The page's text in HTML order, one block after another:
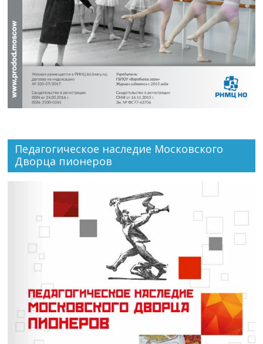
Педагогическое наследие Московского
Дворца пионеров